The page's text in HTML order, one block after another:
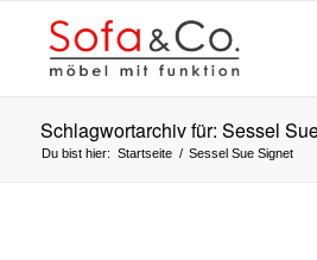
Schlagwortarchiv für: Sessel
Du bist hier: Startseite / Sessel Sue Signet